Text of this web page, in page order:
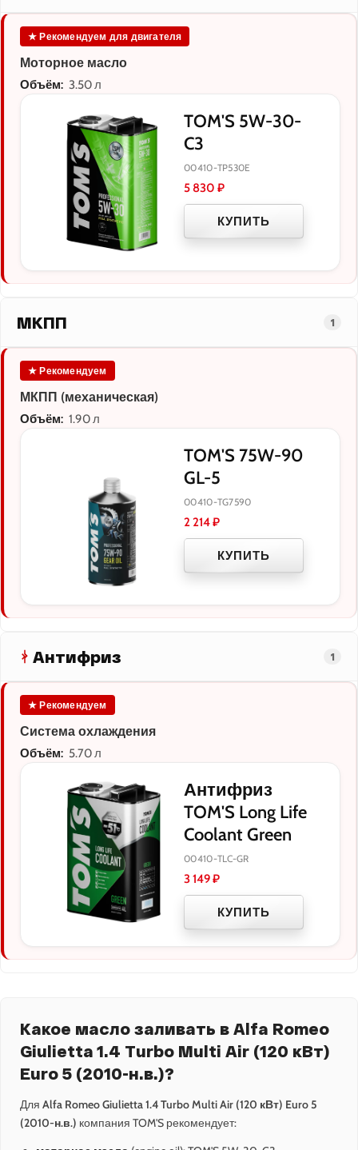
★ Рекомендуем для двигателя
Моторное масло
Объём: 3.50 л
TOM'S 5W-30-
C3
00410-TP530E
5 830 ₽
КУПИТЬ
МКПП 1
★ Рекомендуем
МКПП (механическая)
Объём: 1.90 л
TOM'S 75W-90
GL-5
00410-TG7590
2 214₽
КУПИТЬ
Антифриз 1
★ Рекомендуем
Система охлаждения
Объём: 5.70 л
Антифриз
TOM'S Long Life
Coolant Green
00410-TLC-GR
3 149₽
КУПИТЬ
Какое масло заливать в Alfa Romeo
Giulietta 1.4 Turbo Multi Air (120 кВт)
Euro 5 (2010-н.в.)?
Для Alfa Romeo Giulietta 1.4 Turbo Multi Air (120 кВт) Euro 5
(2010-н.в.) компания TOM'S рекомендует: